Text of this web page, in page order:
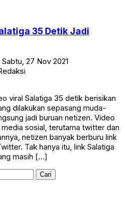
35 Detik Jadi
Sabtu, 27 Nov 2021
viral Salatiga 35 detik berisikan
dilakukan sepasang muda-
jadi buruan netizen. Video
sosial, terutama twitter dan
netizen banyak berburu link
Tak hanya itu, link Salatiga
masih […]